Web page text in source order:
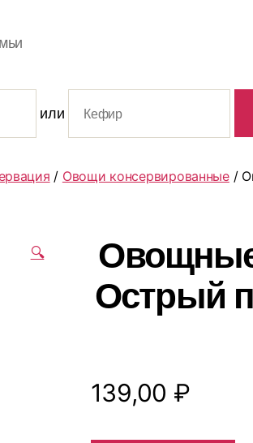
или
/ Овощи консервированные/
🔍
Острый
139,00 ₽